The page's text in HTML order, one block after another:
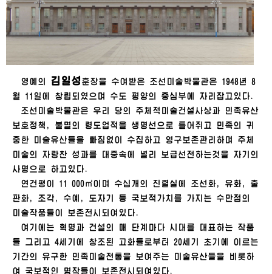
영예의 김일성훈장을 수여받은 조선미술박물관은 1948년 8
월 11일에 창립되였으며 수도 평양의 중심부에 자리잡고있다.
조선미술박물관은 우리 당의 주체적미술건설사상과 민족유산
보호정책, 불멸의 령도업적을 생명선으로 틀어쥐고 민족의 귀
중한 미술유산들을 빠짐없이 수집하고 영구보존관리하며 주체
미술의 자랑찬 성과를 대중속에 널리 보급선전하는것을 자기의
사명으로 하고있다.
연건평이 11 000㎡이며 수십개의 진렬실에 조선화, 유화, 출
판화, 조각, 수예, 도자기 등 국보적가치를 가지는 수만점의
미술작품들이 보존전시되여있다.
여기에는 혁명과 건설의 매 단계마다 시대를 대표하는 작품
들 그리고 4세기에 창조된 고화들로부터 20세기 초기에 이르는
기간의 유구한 민족미술전통을 보여주는 미술유산들을 비롯하
여 국보적인 명작들이 보존전시되여있다.